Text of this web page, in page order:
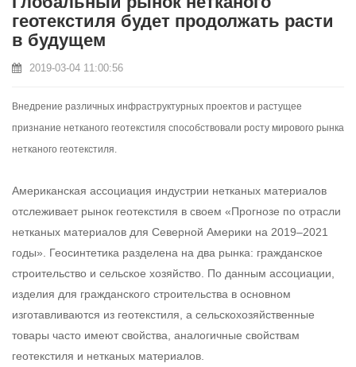
геотекстиля будет продолжать расти
в будущем
2019-03-04 11:00:56
Внедрение различных инфраструктурных проектов и растущее
признание нетканого геотекстиля способствовали росту мирового рынка
нетканого геотекстиля.
Американская ассоциация индустрии нетканых материалов
отслеживает рынок геотекстиля в своем «Прогнозе по отрасли
нетканых материалов для Северной Америки на 2019–2021
годы». Геосинтетика разделена на два рынка: гражданское
строительство и сельское хозяйство. По данным ассоциации,
изделия для гражданского строительства в основном
изготавливаются из геотекстиля, а сельскохозяйственные
товары часто имеют свойства, аналогичные свойствам
геотекстиля и нетканых материалов.